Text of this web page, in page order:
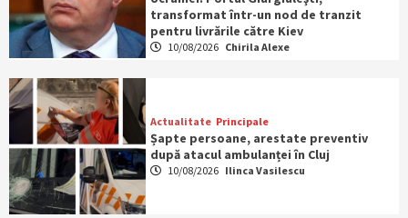
transformat într-un nod de tranzit
pentru livrările către Kiev
10/08/2026 Chirila Alexe
Actualitate Principale
Șapte persoane, arestate preventiv
după atacul ambulanței în Cluj
10/08/2026 Ilinca Vasilescu